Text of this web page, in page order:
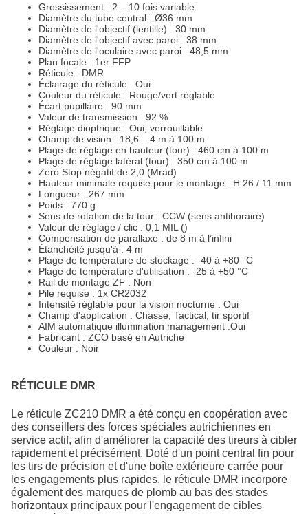
Grossissement : 2 – 10 fois variable
Diamètre du tube central : Ø36 mm
Diamètre de l'objectif (lentille) : 30 mm
Diamètre de l'objectif avec paroi : 38 mm
Diamètre de l'oculaire avec paroi : 48,5 mm
Plan focale : 1er FFP
Réticule : DMR
Éclairage du réticule : Oui
Couleur du réticule : Rouge/vert réglable
Écart pupillaire : 90 mm
Valeur de transmission : 92 %
Réglage dioptrique : Oui, verrouillable
Champ de vision : 18,6 – 4 m à 100 m
Plage de réglage en hauteur (tour) : 460 cm à 100 m
Plage de réglage latéral (tour) : 350 cm à 100 m
Zero Stop négatif de 2,0 (Mrad)
Hauteur minimale requise pour le montage : H 26 / 11 mm
Longueur : 267 mm
Poids : 770 g
Sens de rotation de la tour : CCW (sens antihoraire)
Valeur de réglage / clic : 0,1 MIL ()
Compensation de parallaxe : de 8 m à l’infini
Étanchéité jusqu'à : 4 m
Plage de température de stockage : -40 à +80 °C
Plage de température d'utilisation : -25 à +50 °C
Rail de montage ZF : Non
Pile requise : 1x CR2032
Intensité réglable pour la vision nocturne : Oui
Champ d'application : Chasse, Tactical, tir sportif
AIM automatique illumination management :Oui
Fabricant : ZCO basé en Autriche
Couleur : Noir
RÉTICULE DMR
Le réticule ZC210 DMR a été conçu en coopération avec
des conseillers des forces spéciales autrichiennes en
service actif, afin d'améliorer la capacité des tireurs à cibler
rapidement et précisément. Doté d'un point central fin pour
les tirs de précision et d'une boîte extérieure carrée pour
les engagements plus rapides, le réticule DMR incorpore
également des marques de plomb au bas des stades
horizontaux principaux pour l'engagement de cibles